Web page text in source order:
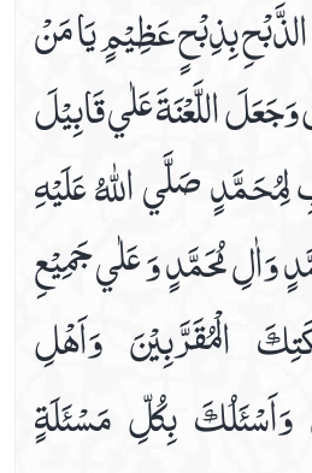
بِذِبْحٍ عَظِيْمٍ يَا مَنْ
اللَّعْنَةَ عَلٰي قَابِيْلَ
صَلَّي اللّٰهُ عَلَيْهِ
وَاٰلِ مُحَمَّدٍ وَ عَلٰي جَمِيْعِ
الْمُقَرَّبِيْنَ وَاَهْلِ
بِكُلِّ مَسْئَلَةٍ